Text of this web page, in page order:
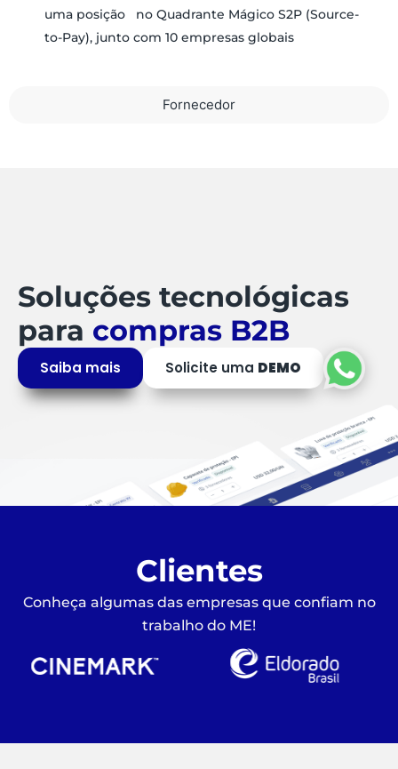
Fornecedor
uma posição no Quadrante Mágico S2P (Source-
to-Pay), junto com 10 empresas globais
Soluções tecnológicas
para compras B2B
Saiba mais Solicite uma DEMO
Clientes
Conheça algumas das empresas que confiam no
trabalho do ME!